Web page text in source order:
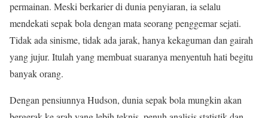
permainan. Meski berkarier di dunia penyiaran, ia selalu
mendekati sepak bola dengan mata seorang penggemar sejati.
Tidak ada sinisme, tidak ada jarak, hanya kekaguman dan gairah
yang jujur. Itulah yang membuat suaranya menyentuh hati begitu
banyak orang.
Dengan pensiunnya Hudson, dunia sepak bola mungkin akan